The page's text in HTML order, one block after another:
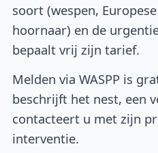
soort (wespen,
hoornaar) en de
bepaalt vrij zijn tarief.
Melden via WASPP is
beschrijft het nest, een
contacteert u met zijn
interventie.